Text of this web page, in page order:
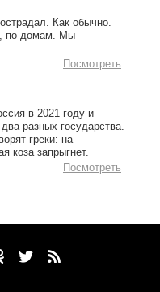
Как обычно.
по домам. Мы
Посмотреть
в 2021 году и
разных государства.
греки: на
коза запрыгнет.
Посмотреть